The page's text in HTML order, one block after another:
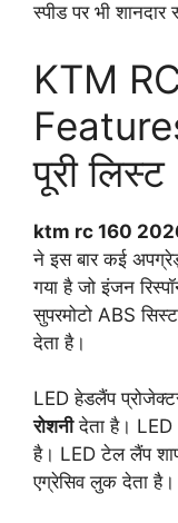
स्पीड पर भी शानदार
KTM
पूरी लिस्ट
ktm rc 160
ने इस बार कई
गया है जो इंजन
सुपरमोटो ABS
देता है।
LED हेडलैंप
रोशनीदेता है। LED
है। LED टेल लैंप
एग्रेसिव लुक देता है।